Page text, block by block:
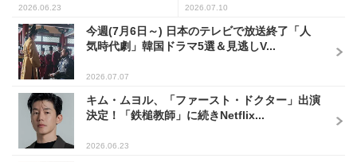
2026.06.23 2026.07.10
今週(7月6日～) 日本のテレビで放送終了「人
気時代劇」韓国ドラマ5選＆見逃しV...
2026.07.07
キム・ムヨル、「ファースト・ドクター」出演
決定！「鉄槌教師」に続きNetflix...
2026.06.23